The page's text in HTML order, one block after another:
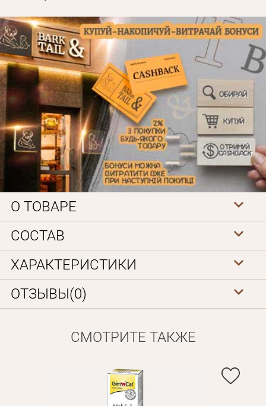
О ТОВАРЕ
СОСТАВ
ХАРАКТЕРИСТИКИ
ОТЗЫВЫ(0)
СМОТРИТЕ ТАКЖЕ
Забыли пароль?
Личные данные
Вам на почту будет отправленно письмо с сылкой для